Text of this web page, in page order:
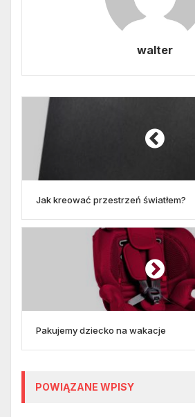
walter
Jak kreować przestrzeń światłem?
Pakujemy dziecko na wakacje
POWIĄZANE WPISY